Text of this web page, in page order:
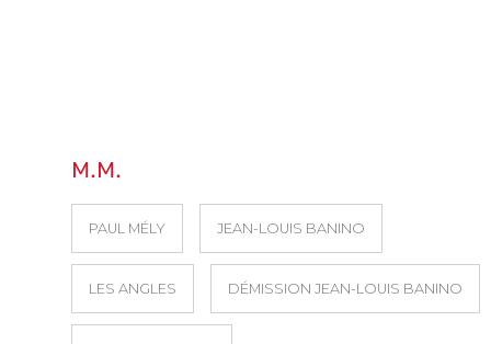
M.M.
PAUL MÉLY JEAN-LOUIS BANINO
LES ANGLES DÉMISSION JEAN-LOUIS BANINO